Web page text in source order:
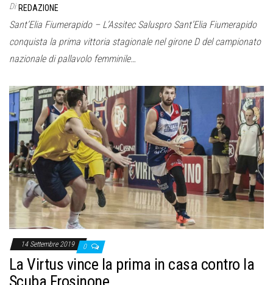
Di REDAZIONE
Sant’Elia Fiumerapido – L’Assitec Saluspro Sant’Elia Fiumerapido
conquista la prima vittoria stagionale nel girone D del campionato
nazionale di pallavolo femminile…
14 Settembre 2019 0
La Virtus vince la prima in casa contro la
Scuba Frosinone